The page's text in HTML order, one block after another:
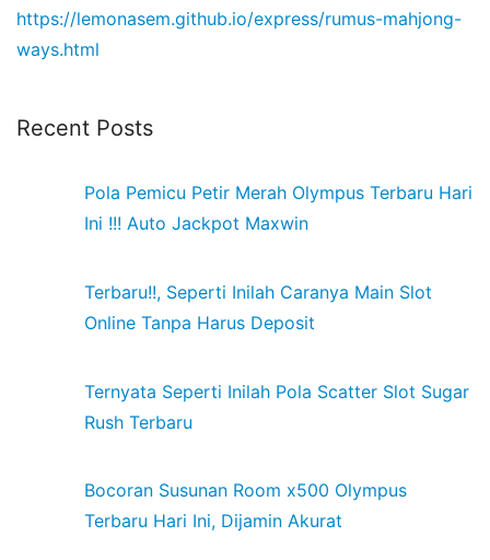
https://lemonasem.github.io/express/rumus-mahjong-
ways.html
Recent Posts
Pola Pemicu Petir Merah Olympus Terbaru Hari
Ini !!! Auto Jackpot Maxwin
Terbaru!!, Seperti Inilah Caranya Main Slot
Online Tanpa Harus Deposit
Ternyata Seperti Inilah Pola Scatter Slot Sugar
Rush Terbaru
Bocoran Susunan Room x500 Olympus
Terbaru Hari Ini, Dijamin Akurat